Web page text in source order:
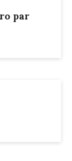
par